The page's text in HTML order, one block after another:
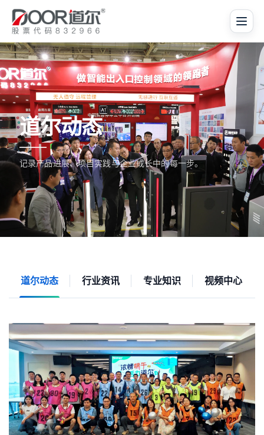
道尔动态
记录产品进展、项目实践与企业成长中的每一步。
道尔动态 行业资讯 专业知识 视频中心